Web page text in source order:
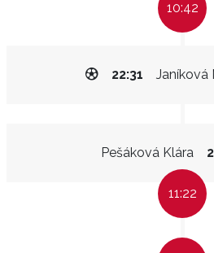
10:42
Janíková
22:31
Pešáková Klára
11:22